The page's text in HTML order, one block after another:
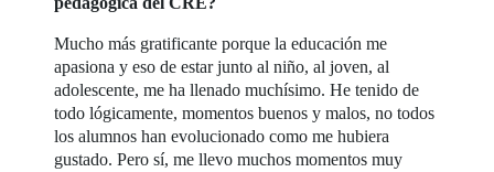
Mucho más gratificante porque la educación me
apasiona y eso de estar junto al niño, al joven, al
adolescente, me ha llenado muchísimo. He tenido de
todo lógicamente, momentos buenos y malos, no todos
los alumnos han evolucionado como me hubiera
gustado. Pero sí, me llevo muchos momentos muy